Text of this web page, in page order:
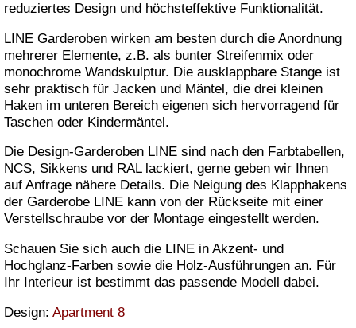
reduziertes Design und höchsteffektive Funktionalität.
LINE Garderoben wirken am besten durch die Anordnung
mehrerer Elemente, z.B. als bunter Streifenmix oder
monochrome Wandskulptur. Die ausklappbare Stange ist
sehr praktisch für Jacken und Mäntel, die drei kleinen
Haken im unteren Bereich eigenen sich hervorragend für
Taschen oder Kindermäntel.
Die Design-Garderoben LINE sind nach den Farbtabellen,
NCS, Sikkens und RAL lackiert, gerne geben wir Ihnen
auf Anfrage nähere Details. Die Neigung des Klapphakens
der Garderobe LINE kann von der Rückseite mit einer
Verstellschraube vor der Montage eingestellt werden.
Schauen Sie sich auch die LINE in Akzent- und
Hochglanz-Farben sowie die Holz-Ausführungen an. Für
Ihr Interieur ist bestimmt das passende Modell dabei.
Design: Apartment 8